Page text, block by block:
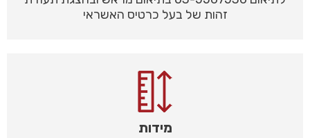
זהות של בעל כרטיס האשראי
מידות